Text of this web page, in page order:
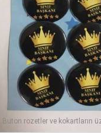
Buton rozetler ve kokartların